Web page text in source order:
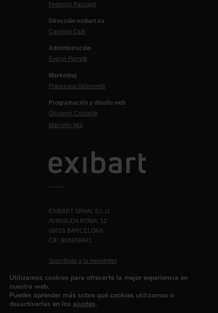
Federico Pazzagli
Dirección exibart.es
Carolina Ciuti
Administración
Evelyn Parretti
Marketing
Francesca Grismondi
Programación y diseño web
Giovanni Costante
Marcello Moi
EXIBART SPAIN, S.L.U.
AVINGUDA ROMA, 12
08015 BARCELONA
CIF: B06956841
Suscríbete a la newsletter
Política de privacidad
Utilizamos cookies para ofrecerte la mejor experiencia en
nuestra web.
Puedes aprender más sobre qué cookies utilizamos o
desactivarlas en los ajustes.